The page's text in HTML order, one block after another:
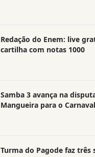
Redação do Enem: live
cartilha com notas 1000
Samba 3 avança na
Mangueira para o
Turma do Pagode faz três